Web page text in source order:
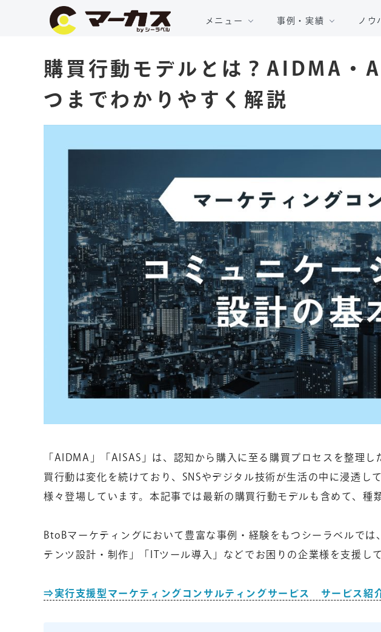
メニュー 事例・実績 ノウ
購買行動モデルとは？AIDMA・
つまでわかりやすく解説
「AIDMA」「AISAS」は、認知から購入に至る購買プロセスを整理
買行動は変化を続けており、SNSやデジタル技術が生活の中に浸透し
様々登場しています。本記事では最新の購買行動モデルも含めて、種
BtoBマーケティングにおいて豊富な事例・経験をもつシーラベルでは
テンツ設計・制作」「ITツール導入」などでお困りの企業様を支援して
⇒実行支援型マーケティングコンサルティングサービス サービス紹